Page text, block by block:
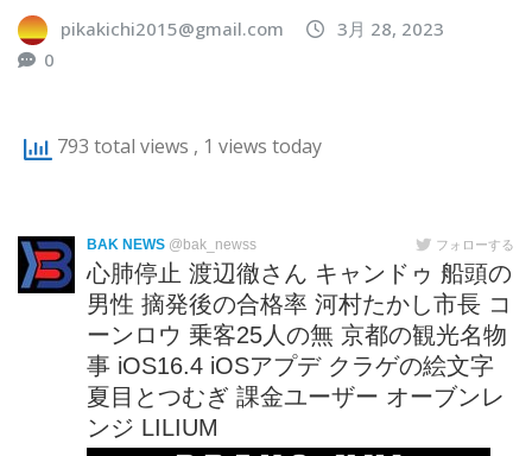
pikakichi2015@gmail.com
3月 28, 2023
0
793 total views , 1 views today
BAK NEWS @bak_newss フォローする
心肺停止 渡辺徹さん キャンドゥ 船頭の
男性 摘発後の合格率 河村たかし市長 コ
ーンロウ 乗客25人の無 京都の観光名物
事 iOS16.4 iOSアプデ クラゲの絵文字
夏目とつむぎ 課金ユーザー オーブンレ
ンジ LILIUM